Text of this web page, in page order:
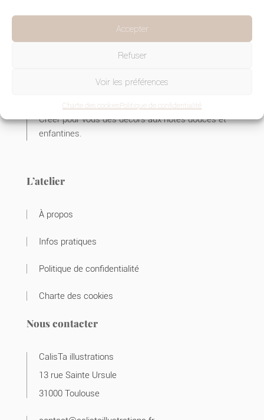
Accepter
Refuser
Voir les préférences
Charte des cookiesPolitique de confidentialité
Créer avec nous des souvenirs du plus heureux des
Créer pour vous des décors aux notes douces et
enfantines.
L’atelier
À propos
Infos pratiques
Politique de confidentialité
Charte des cookies
Nous contacter
CalisTa illustrations
13 rue Sainte Ursule
31000 Toulouse